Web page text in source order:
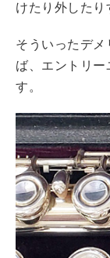
けたり外したり
そういったデ
ば、エントリ
す。